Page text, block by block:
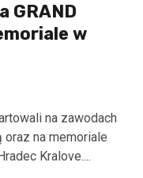
GRAND
w
na zawodach
oraz na memoriale
Kralove....